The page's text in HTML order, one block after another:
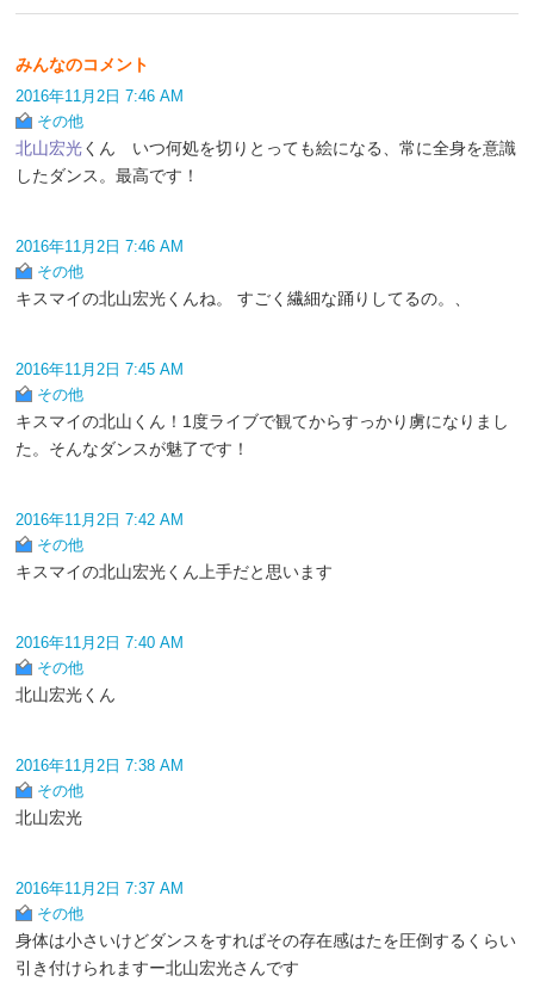
みんなのコメント
2016年11月2日 7:46 AM
その他
北山宏光くん いつ何処を切りとっても絵になる、常に全身を意識
したダンス。最高です！
2016年11月2日 7:46 AM
その他
キスマイの北山宏光くんね。 すごく繊細な踊りしてるの。、
2016年11月2日 7:45 AM
その他
キスマイの北山くん！1度ライブで観てからすっかり虜になりまし
た。そんなダンスが魅了です！
2016年11月2日 7:42 AM
その他
キスマイの北山宏光くん上手だと思います
2016年11月2日 7:40 AM
その他
北山宏光くん
2016年11月2日 7:38 AM
その他
北山宏光
2016年11月2日 7:37 AM
その他
身体は小さいけどダンスをすればその存在感はたを圧倒するくらい
引き付けられますー北山宏光さんです